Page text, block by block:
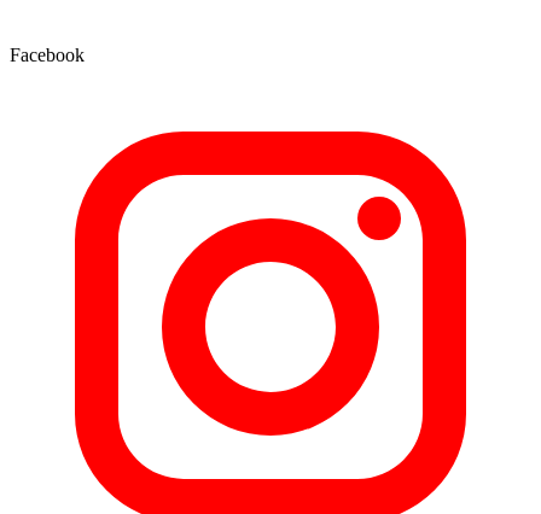
Facebook